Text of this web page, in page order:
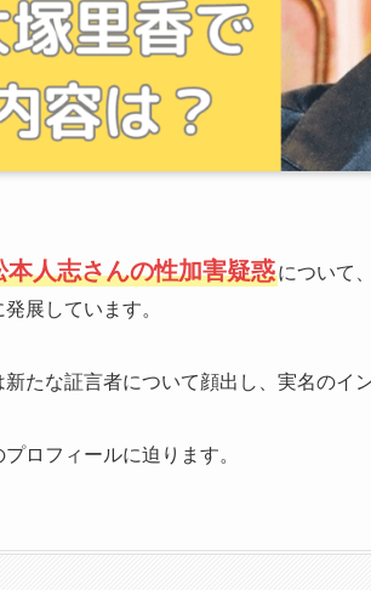
人志さんの性加害疑惑について
展しています。
たな証言者について顔出し、実名のイ
ロフィールに迫ります。